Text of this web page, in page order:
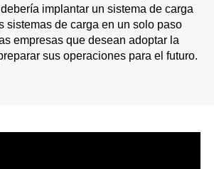
implantar un sistema de carga
sistemas de carga en un solo paso
empresas que desean adoptar la
sus operaciones para el futuro.